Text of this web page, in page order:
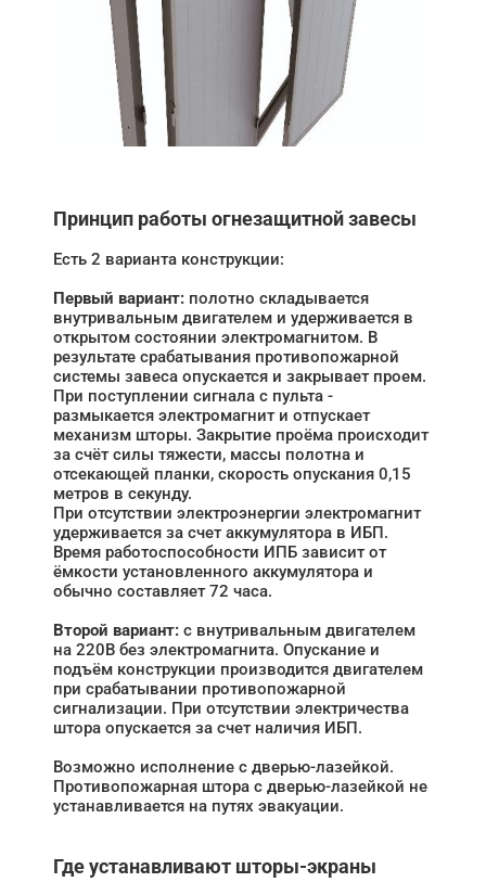
Принцип работы огнезащитной завесы
Есть 2 варианта конструкции:
Первый вариант: полотно складывается
внутривальным двигателем и удерживается в
открытом состоянии электромагнитом. В
результате срабатывания противопожарной
системы завеса опускается и закрывает проем.
При поступлении сигнала с пульта -
размыкается электромагнит и отпускает
механизм шторы. Закрытие проёма происходит
за счёт силы тяжести, массы полотна и
отсекающей планки, скорость опускания 0,15
метров в секунду.
При отсутствии электроэнергии электромагнит
удерживается за счет аккумулятора в ИБП.
Время работоспособности ИПБ зависит от
ёмкости установленного аккумулятора и
обычно составляет 72 часа.
Второй вариант: с внутривальным двигателем
на 220В без электромагнита. Опускание и
подъём конструкции производится двигателем
при срабатывании противопожарной
сигнализации. При отсутствии электричества
штора опускается за счет наличия ИБП.
Возможно исполнение с дверью-лазейкой.
Противопожарная штора с дверью-лазейкой не
устанавливается на путях эвакуации.
Где устанавливают шторы-экраны